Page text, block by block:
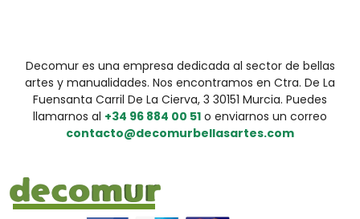
Decomur es una empresa dedicada al sector de bellas
artes y manualidades. Nos encontramos en Ctra. De La
Fuensanta Carril De La Cierva, 3 30151 Murcia. Puedes
llamarnos al +34 96 884 00 51 o enviarnos un correo
contacto@decomurbellasartes.com